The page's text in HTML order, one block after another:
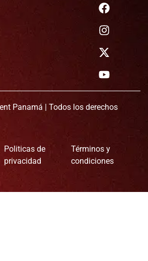
Panamá | Todos los derechos
Politicas de
privacidad
Términos y
condiciones